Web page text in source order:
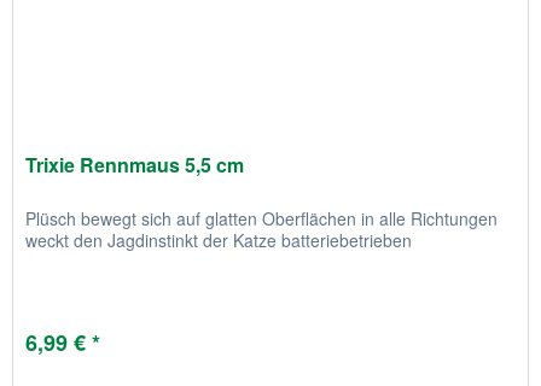
Trixie Rennmaus 5,5 cm
Plüsch bewegt sich auf glatten Oberflächen in alle Richtungen
weckt den Jagdinstinkt der Katze batteriebetrieben
6,99 € *